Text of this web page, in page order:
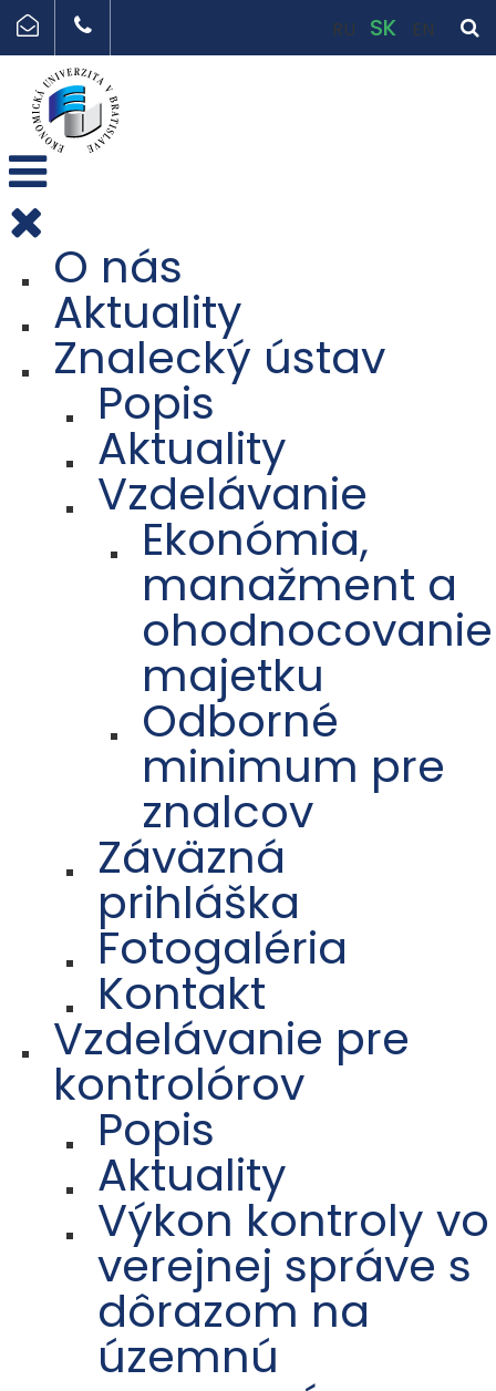
RU SK EN
O nás
Aktuality
Znalecký ústav
Popis
Aktuality
Vzdelávanie
Ekonómia,
manažment a
ohodnocovanie
majetku
Odborné
minimum pre
znalcov
Záväzná
prihláška
Fotogaléria
Kontakt
Vzdelávanie pre
kontrolórov
Popis
Aktuality
Výkon kontroly vo
verejnej správe s
dôrazom na
územnú